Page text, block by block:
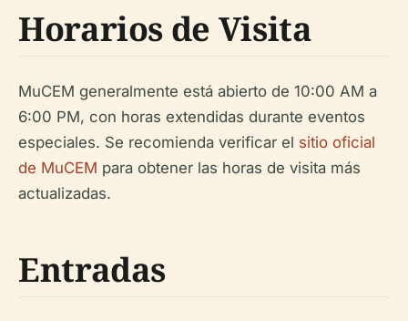
Horarios de Visita
MuCEM generalmente está abierto de 10:00 AM a
6:00 PM, con horas extendidas durante eventos
especiales. Se recomienda verificar el sitio oficial
de MuCEM para obtener las horas de visita más
actualizadas.
Entradas